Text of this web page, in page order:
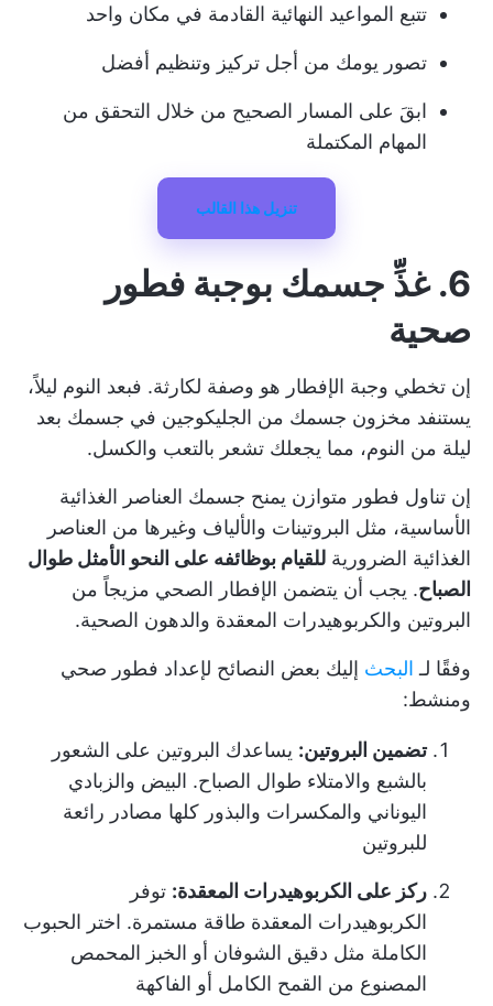
تتبع المواعيد النهائية القادمة في مكان واحد
تصور يومك من أجل تركيز وتنظيم أفضل
ابقَ على المسار الصحيح من خلال التحقق من
المهام المكتملة
تنزيل هذا القالب
6. غذِّ جسمك بوجبة فطور
صحية
إن تخطي وجبة الإفطار هو وصفة لكارثة. فبعد النوم ليلاً،
يستنفد مخزون جسمك من الجليكوجين في جسمك بعد
ليلة من النوم، مما يجعلك تشعر بالتعب والكسل.
إن تناول فطور متوازن يمنح جسمك العناصر الغذائية
الأساسية، مثل البروتينات والألياف وغيرها من العناصر
الغذائية الضرورية للقيام بوظائفه على النحو الأمثل طوال
الصباح. يجب أن يتضمن الإفطار الصحي مزيجاً من
البروتين والكربوهيدرات المعقدة والدهون الصحية.
وفقًا لـ البحث إليك بعض النصائح لإعداد فطور صحي
ومنشط:
تضمين البروتين: يساعدك البروتين على الشعور
بالشبع والامتلاء طوال الصباح. البيض والزبادي
اليوناني والمكسرات والبذور كلها مصادر رائعة
للبروتين
ركز على الكربوهيدرات المعقدة: توفر
الكربوهيدرات المعقدة طاقة مستمرة. اختر الحبوب
الكاملة مثل دقيق الشوفان أو الخبز المحمص
المصنوع من القمح الكامل أو الفاكهة